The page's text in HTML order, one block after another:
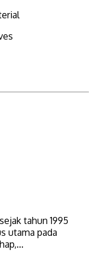
tahun 1995
utama pada